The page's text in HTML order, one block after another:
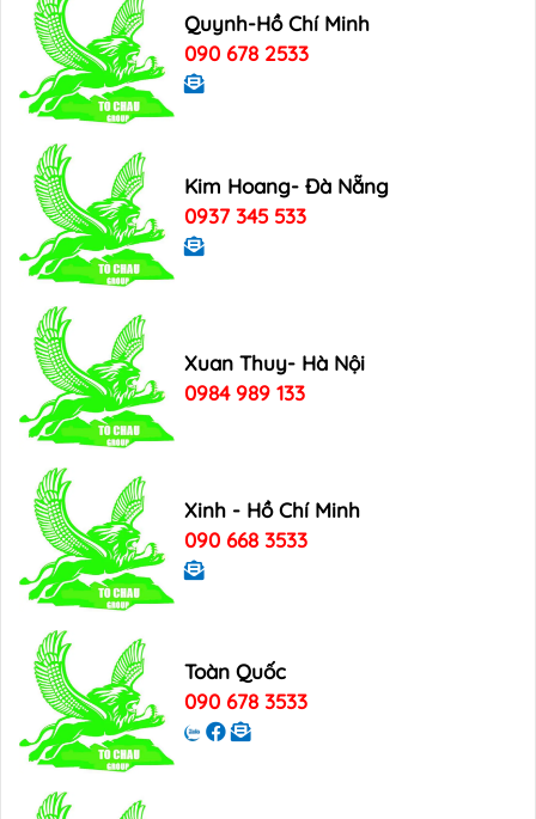
Quynh-Hồ Chí Minh
090 678 2533
Kim Hoang- Đà Nẵng
0937 345 533
Xuan Thuy- Hà Nội
0984 989 133
Xinh - Hồ Chí Minh
090 668 3533
Toàn Quốc
090 678 3533